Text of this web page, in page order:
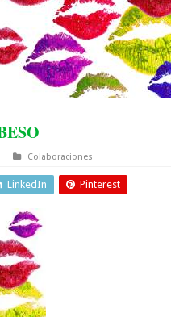
Colaboraciones
LinkedIn Pinterest